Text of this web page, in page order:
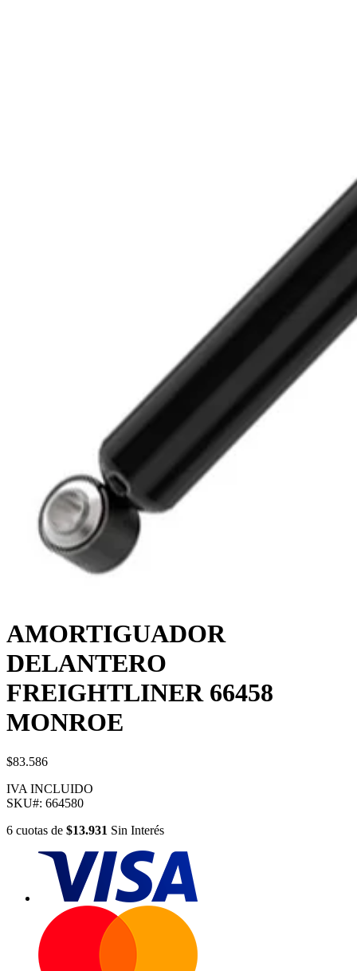
AMORTIGUADOR
DELANTERO
FREIGHTLINER 66458
MONROE
$83.586
IVA INCLUIDO
SKU#: 664580
6 cuotas de $13.931 Sin Interés